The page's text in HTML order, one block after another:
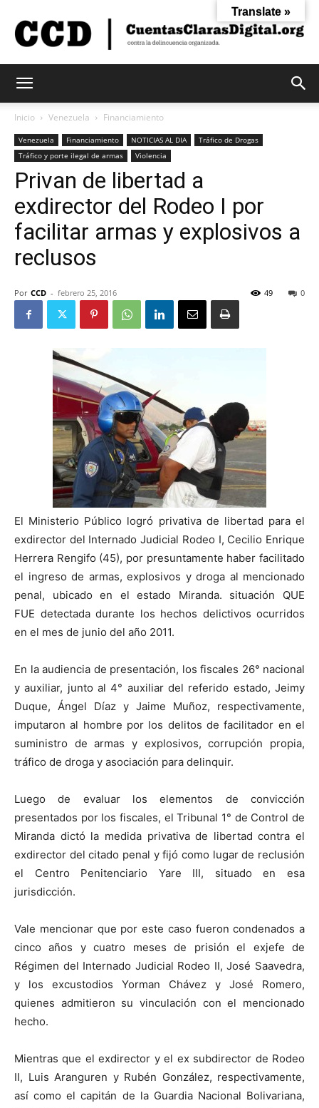
Claras
Inicio Venezuela Financiamiento
Venezuela Financiamiento NOTICIAS AL DIA
Tráfico de Drogas
Tráfico y porte ilegal de armas
Violencia
Privan de libertad a
exdirector del Rodeo I por
facilitar armas y explosivos a
reclusos
Por CCD - febrero 25, 2016 0
49
El Ministerio Público logró privativa de libertad para el
exdirector del Internado Judicial Rodeo I, Cecilio Enrique
Herrera Rengifo (45), por presuntamente haber facilitado
el ingreso de armas, explosivos y droga al mencionado
penal, ubicado en el estado Miranda. situación QUE
FUE detectada durante los hechos delictivos ocurridos
en el mes de junio del año 2011.
En la audiencia de presentación, los fiscales 26° nacional
y auxiliar, junto al 4° auxiliar del referido estado, Jeimy
Duque, Ángel Díaz y Jaime Muñoz, respectivamente,
imputaron al hombre por los delitos de facilitador en el
suministro de armas y explosivos, corrupción propia,
tráfico de droga y asociación para delinquir.
Luego de evaluar los elementos de convicción
presentados por los fiscales, el Tribunal 1° de Control de
Miranda dictó la medida privativa de libertad contra el
exdirector del citado penal y fijó como lugar de reclusión
el Centro Penitenciario Yare III, situado en esa
jurisdicción.
Vale mencionar que por este caso fueron condenados a
cinco años y cuatro meses de prisión el exjefe de
Régimen del Internado Judicial Rodeo II, José Saavedra,
y los excustodios Yorman Chávez y José Romero,
quienes admitieron su vinculación con el mencionado
hecho.
Mientras que el exdirector y el ex subdirector de Rodeo
II, Luis Aranguren y Rubén González, respectivamente,
así como el capitán de la Guardia Nacional Bolivariana,
Translate »